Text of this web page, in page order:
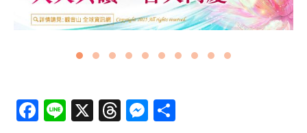
Facebook
Line
X Threads
Messenger